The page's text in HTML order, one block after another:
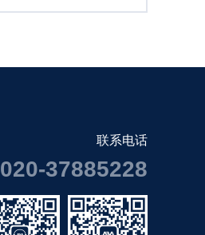
联系电话
020-37885228